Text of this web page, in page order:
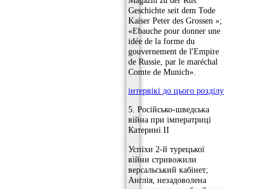
Geschichte seit dem Tode
Kaiser Peter des Grossen »;
«Ebauche pour donner une
idée de la forme du
gouvernement de l'Empire
de Russie, par le maréchal
Comte de Munich».
інтервікі до цього розділу
5. Російсько-шведська
війна при імператриці
Катерині II
Успіхи 2-й турецької
війни стривожили
версальський кабінет;
Англія, незадоволена